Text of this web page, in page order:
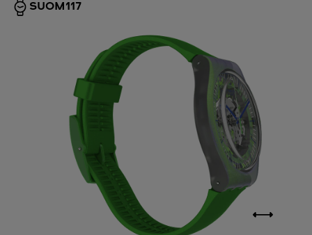
SUOM117